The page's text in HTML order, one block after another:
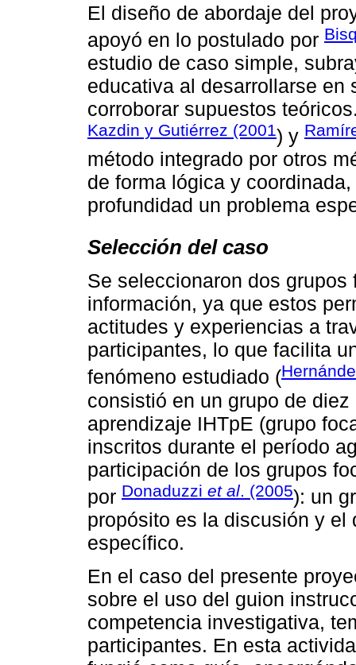
El diseño de abordaje del
apoyó en lo postulado por
estudio de caso simple,
educativa al desarrollarse en
corroborar supuestos
Kazdin y Gutiérrez (2001) y
método integrado por otros
de forma lógica y
profundidad un problema
Selección del caso
Se seleccionaron dos
información, ya que estos
actitudes y experiencias a
participantes, lo que facilita
fenómeno estudiado (
consistió en un grupo de
aprendizaje IHTpE (grupo
inscritos durante el período
participación de los grupos
por Donaduzzi et al. (2005): un
propósito es la discusión y el
específico.
En el caso del presente
sobre el uso del guion
competencia investigativa,
participantes. En esta